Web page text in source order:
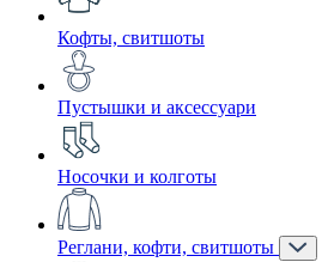
Кофты, свитшоты
Пустышки и аксессуари
Носочки и колготы
Реглани, кофти, свитшоты